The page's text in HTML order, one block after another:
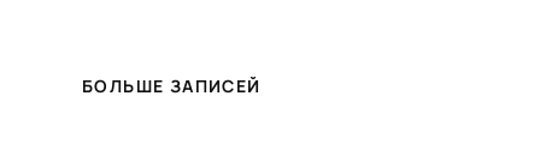
БОЛЬШЕ ЗАПИСЕЙ